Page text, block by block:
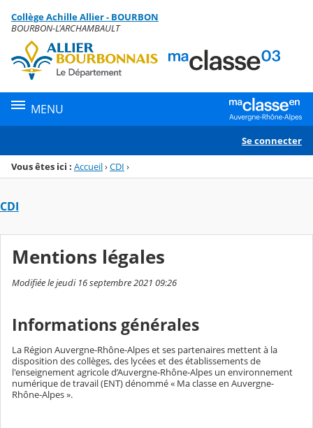
Menu de la rubrique
Contenu
Collège Achille Allier - BOURBON
BOURBON-L'ARCHAMBAULT
MENU
Se connecter
Vous êtes ici : Accueil›CDI ›
CDI
Mentions légales
Modifiée le jeudi 16 septembre 2021 09:26
Informations générales
La Région Auvergne-Rhône-Alpes et ses partenaires mettent à la
disposition des collèges, des lycées et des établissements de
l'enseignement agricole d’Auvergne-Rhône-Alpes un environnement
numérique de travail (ENT) dénommé « Ma classe en Auvergne-
Rhône-Alpes ».